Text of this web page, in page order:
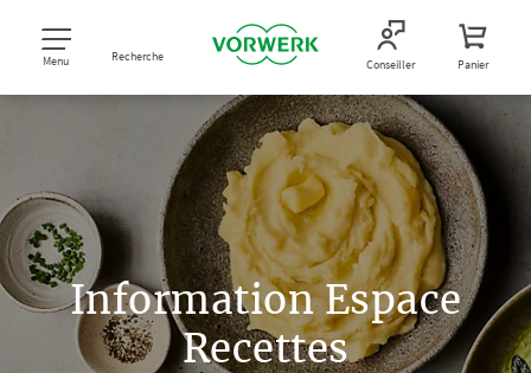
Menu Recherche Conseiller Panier
Information Espace
Recettes